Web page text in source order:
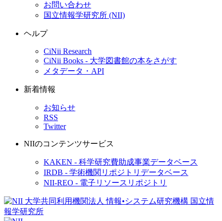
お問い合わせ
国立情報学研究所 (NII)
ヘルプ
CiNii Research
CiNii Books - 大学図書館の本をさがす
メタデータ・API
新着情報
お知らせ
RSS
Twitter
NIIのコンテンツサービス
KAKEN - 科学研究費助成事業データベース
IRDB - 学術機関リポジトリデータベース
NII-REO - 電子リソースリポジトリ